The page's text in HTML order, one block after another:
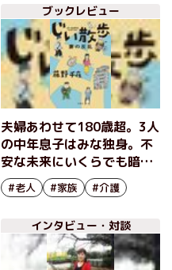
ブックレビュー
夫婦あわせて180歳超。3人
の中年息子はみな独身。不
安な未来にいくらでも暗く
なれるが、悩んでも仕方な
い！ シニア世代の御守小
乱』藤野千夜
#老人 #家族 #介護
インタビュー・対談